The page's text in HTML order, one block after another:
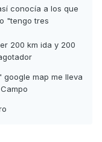
conocía a los que
"tengo tres
200 km ida y 200
map me lleva